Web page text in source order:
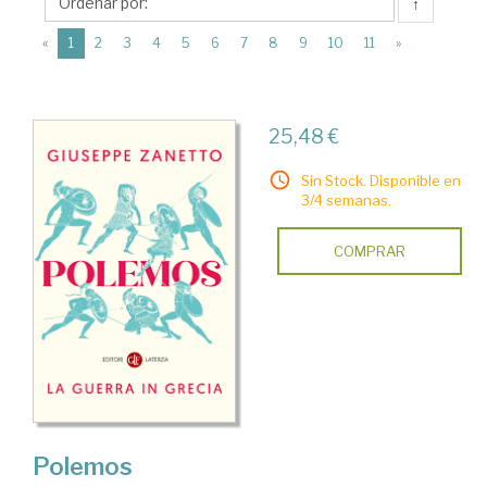
Laterza
« 1 (current)
2 3 4 5 6 7 8 9 10 11 »
25,48 €
Sin Stock. Disponible en
3/4 semanas.
COMPRAR
Polemos